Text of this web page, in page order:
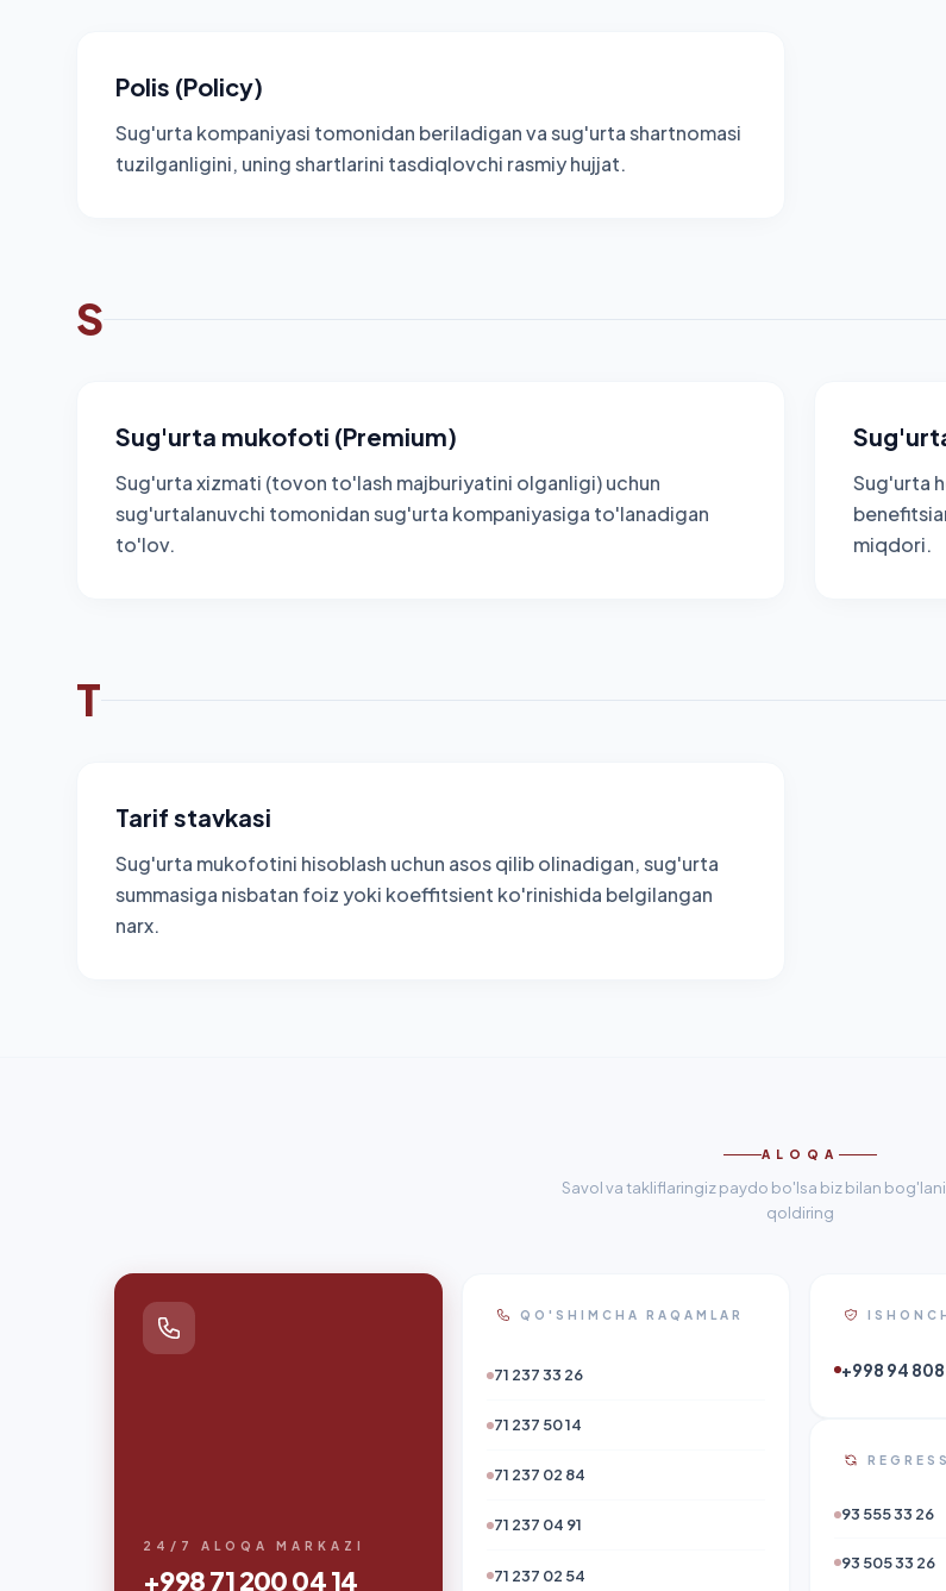
Polis (Policy)
Sug'urta kompaniyasi tomonidan beriladigan va sug'urta shartnomasi
tuzilganligini, uning shartlarini tasdiqlovchi rasmiy hujjat.
S
Sug'urta mukofoti (Premium)
Sug'urta xizmati (tovon to'lash majburiyatini olganligi) uchun
sug'urtalanuvchi tomonidan sug'urta kompaniyasiga to'lanadigan
to'lov.
Sug'urta
miqdori.
T
Tarif stavkasi
Sug'urta mukofotini hisoblash uchun asos qilib olinadigan, sug'urta
summasiga nisbatan foiz yoki koeffitsient ko'rinishida belgilangan
narx.
ALOQA
Savol va takliflaringiz paydo bo'lsa biz bilan
qoldiring
24/7 ALOQA MARKAZI
+998 71 200 04 14
QO'SHIMCHA RAQAMLAR
71 237 33 26
71 237 50 14
71 237 02 84
71 237 04 91
71 237 02 54
+998 94
REGRESS
93 555 33 26
93 505 33 26